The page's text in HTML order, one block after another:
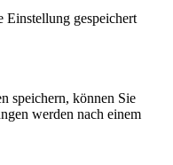
Einstellung gespeichert
speichern, können Sie
werden nach einem